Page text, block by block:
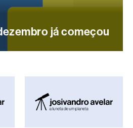
já começou